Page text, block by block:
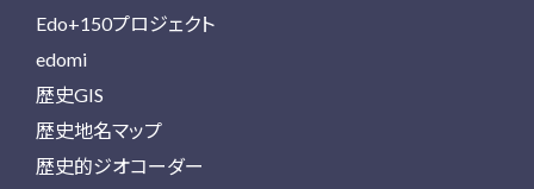
Edo+150プロジェクト
edomi
歴史GIS
歴史地名マップ
歴史的ジオコーダー